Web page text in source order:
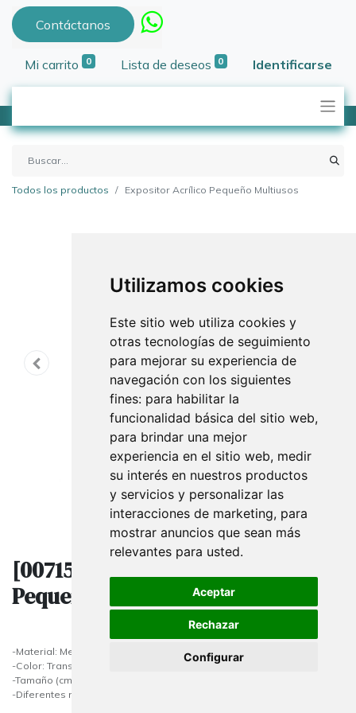
Utilizamos cookies
Este sitio web utiliza cookies y
otras tecnologías de seguimiento
para mejorar su experiencia de
navegación con los siguientes
fines: para habilitar la
funcionalidad básica del sitio web,
para brindar una mejor
experiencia en el sitio web, medir
su interés en nuestros productos
y servicios y personalizar las
interacciones de marketing, para
mostrar anuncios que sean más
relevantes para usted.
Aceptar
Rechazar
Configurar
Contáctanos
Mi carrito 0 Lista de deseos 0 Identificarse
Todos los productos Expositor Acrílico Pequeño Multiusos
[007156] Expositor Acrílico
Pequeño Multiusos
-Material: Metacrilato
-Color: Transparente
-Tamaño (cm) AL6xAN7xL12
-Diferentes modelos